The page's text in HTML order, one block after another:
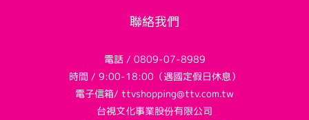
聯絡我們
電話 / 0809-07-8989
時間 / 9:00-18:00（遇國定假日休息）
電子信箱/ ttvshopping@ttv.com.tw
台視文化事業股份有限公司